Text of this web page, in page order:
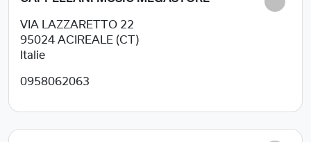
VIA LAZZARETTO 22
95024 ACIREALE (CT)
Italie
0958062063